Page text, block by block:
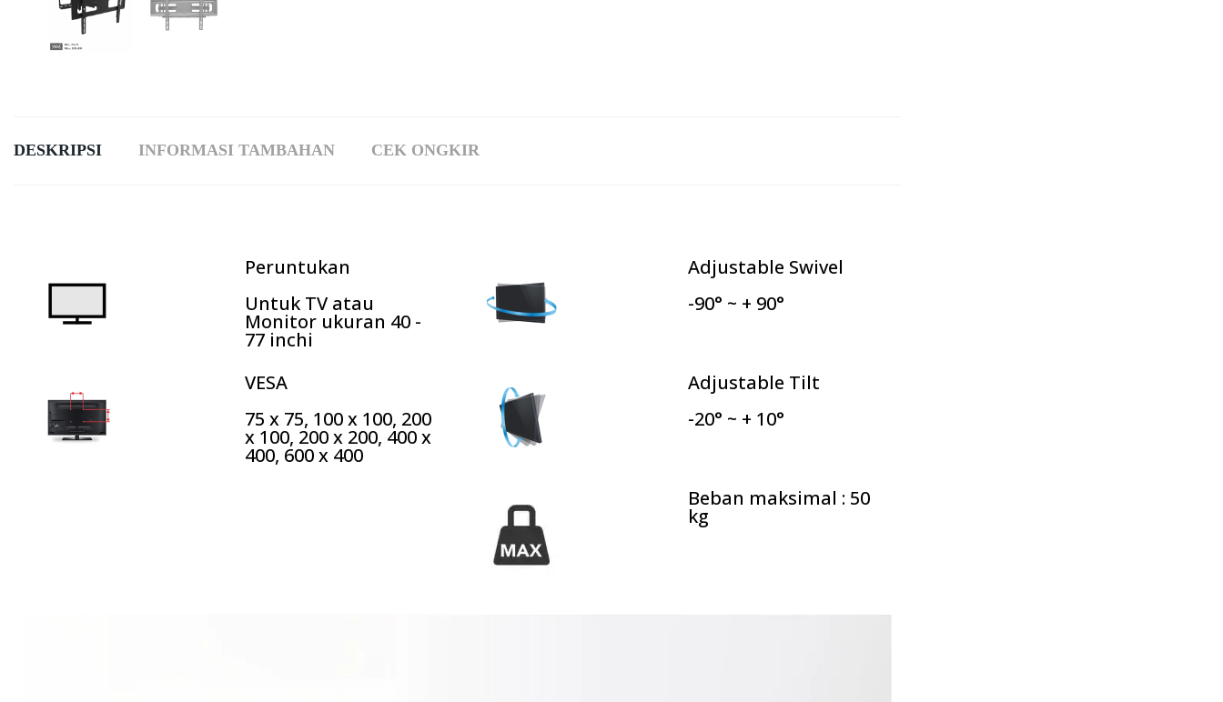
DESKRIPSI INFORMASI TAMBAHAN CEK ONGKIR
Peruntukan
Untuk TV atau
Monitor ukuran 40 -
77 inchi
VESA
75 x 75, 100 x 100, 200
x 100, 200 x 200, 400 x
400, 600 x 400
Adjustable Swivel
-90° ~ + 90°
Adjustable Tilt
-20° ~ + 10°
Beban maksimal : 50
kg